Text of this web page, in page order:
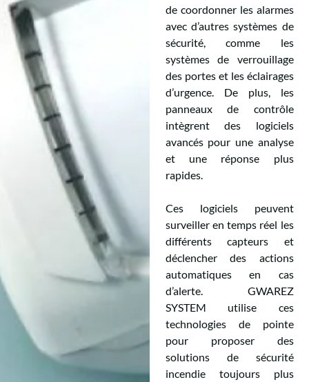
de coordonner les alarmes
avec d’autres systèmes de
sécurité, comme les
systèmes de verrouillage
des portes et les éclairages
d’urgence. De plus, les
panneaux de contrôle
intègrent des logiciels
avancés pour une analyse
et une réponse plus
rapides.
Ces logiciels peuvent
surveiller en temps réel les
différents capteurs et
déclencher des actions
automatiques en cas
d’alerte. GWAREZ
SYSTEM utilise ces
technologies de pointe
pour proposer des
solutions de sécurité
incendie toujours plus